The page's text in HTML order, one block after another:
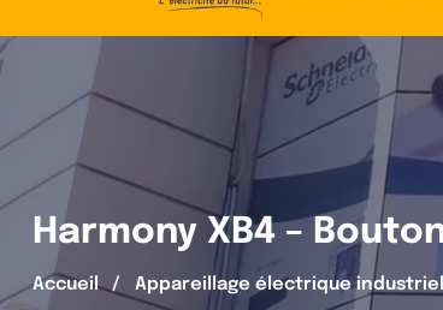
Harmony XB4 –
Accueil Appareillage électrique industriel